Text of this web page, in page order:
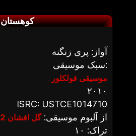
کوهستان
آواز: پری زنگنه
سبک موسیقی:
موسیقی فولکلور
۲۰۱۰
ISRC: USTCE1014710
از آلبوم موسیقی:گل افشان 2
تراک: ۱۰